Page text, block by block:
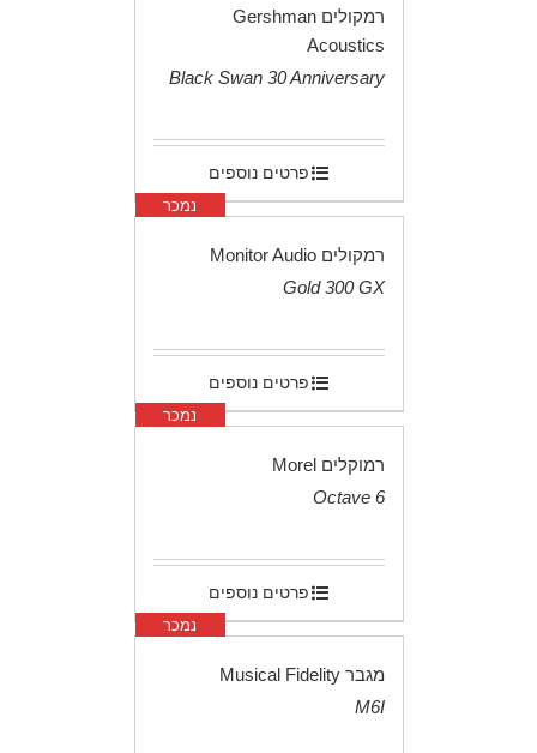
רמקולים Gershman
Acoustics
Black Swan 30 Anniversary
פרטים נוספים
נמכר
רמקולים Monitor Audio
Gold 300 GX
פרטים נוספים
נמכר
רמוקלים Morel
Octave 6
פרטים נוספים
נמכר
מגבר Musical Fidelity
M6I